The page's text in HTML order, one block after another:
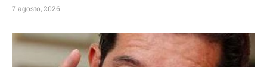
7 agosto, 2026